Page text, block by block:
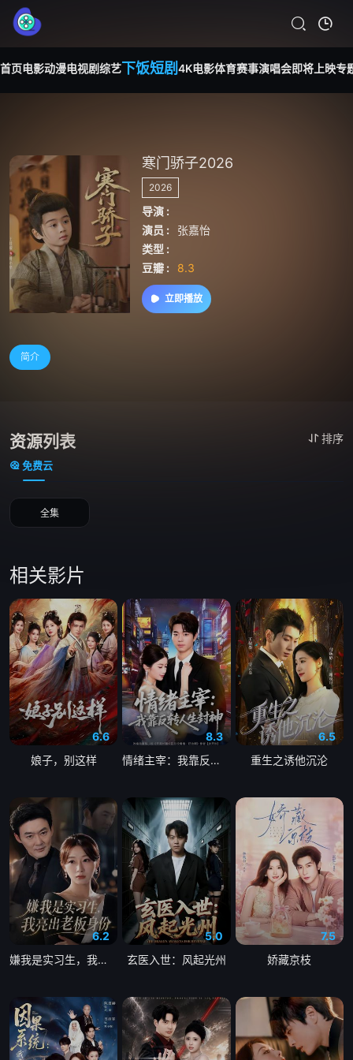
首页电影动漫电视剧综艺下饭短剧 4K电影体育赛事演唱会即将上映专
寒门骄子2026
2026
导演 :
演员 :
张嘉怡
类型 :
豆瓣 :
8.3
立即播放
简介
资源列表 排序
免费云
全集
相关影片
6.6
娘子，别这样
8.3
情绪主宰：我靠反转人生封神
6.5
重生之诱他沉沦
6.2
嫌我是实习生，我亮出老板身份
5.0
玄医入世：风起光州
7.5
娇藏京枝